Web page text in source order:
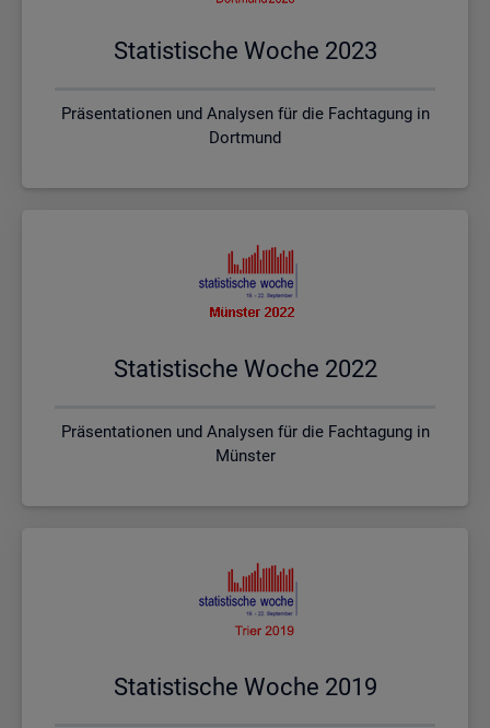
Sta­tis­ti­sche Woche 2023
Präsentationen und Analysen für die Fachtagung in
Dortmund
Sta­tis­ti­sche Woche 2022
Präsentationen und Analysen für die Fachtagung in
Münster
Sta­tis­ti­sche Woche 2019